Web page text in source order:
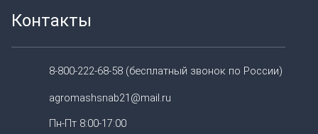
Контакты
8-800-222-68-58 (бесплатный звонок по России)
agromashsnab21@mail.ru
Пн-Пт 8:00-17:00